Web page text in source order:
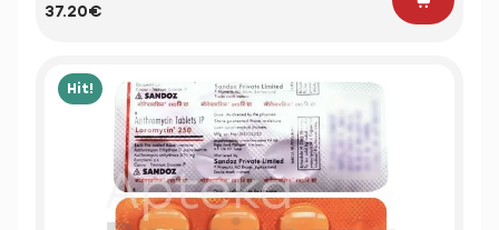
37.20€
Hit!